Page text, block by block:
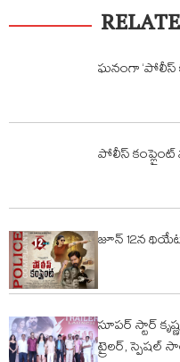
ఘనంగా ‘పోలీస్
పోలీస్ కంప్లైంట్
జూన్ 12న
సూపర్ స్టార్
ట్రైలర్, స్పెషల్